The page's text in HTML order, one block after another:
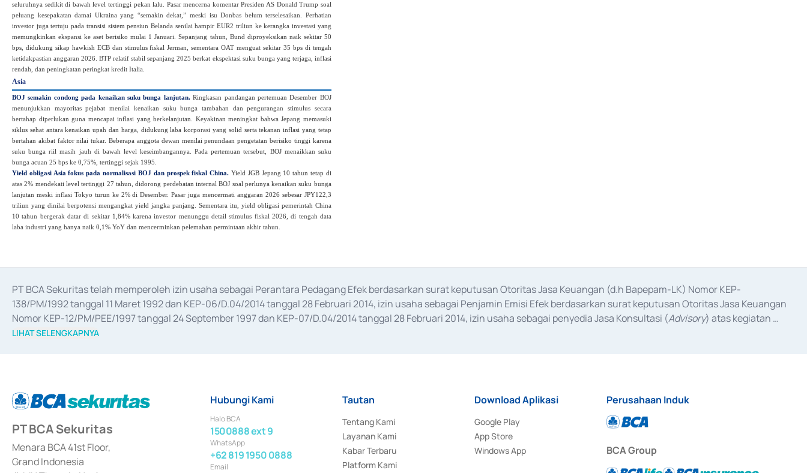
seluruhnya sedikit di bawah level tertinggi pekan lalu. Pasar mencerna komentar Presiden AS Donald Trump soal
peluang kesepakatan damai Ukraina yang “semakin dekat,” meski isu Donbas belum terselesaikan. Perhatian
investor juga tertuju pada transisi sistem pensiun Belanda senilai hampir EUR2 triliun ke kerangka investasi yang
memungkinkan ekspansi ke aset berisiko mulai 1 Januari. Sepanjang tahun, Bund diproyeksikan naik sekitar 50
bps, didukung sikap hawkish ECB dan stimulus fiskal Jerman, sementara OAT menguat sekitar 35 bps di tengah
ketidakpastian anggaran 2026. BTP relatif stabil sepanjang 2025 berkat ekspektasi suku bunga yang terjaga, inflasi
rendah, dan peningkatan peringkat kredit Italia.
Asia
BOJ semakin condong pada kenaikan suku bunga lanjutan.Ringkasan pandangan pertemuan Desember BOJ
menunjukkan mayoritas pejabat menilai kenaikan suku bunga tambahan dan pengurangan stimulus secara
bertahap diperlukan guna mencapai inflasi yang berkelanjutan. Keyakinan meningkat bahwa Jepang memasuki
siklus sehat antara kenaikan upah dan harga, didukung laba korporasi yang solid serta tekanan inflasi yang tetap
bertahan akibat faktor nilai tukar. Beberapa anggota dewan menilai penundaan pengetatan berisiko tinggi karena
suku bunga riil masih jauh di bawah level keseimbangannya. Pada pertemuan tersebut, BOJ menaikkan suku
bunga acuan 25 bps ke 0,75%, tertinggi sejak 1995.
Yield obligasi Asia fokus pada normalisasi BOJ dan prospek fiskal China. Yield JGB Jepang 10 tahun tetap di
atas 2% mendekati level tertinggi 27 tahun, didorong perdebatan internal BOJ soal perlunya kenaikan suku bunga
lanjutan meski inflasi Tokyo turun ke 2% di Desember. Pasar juga mencermati anggaran 2026 sebesar JPY122,3
triliun yang dinilai berpotensi mengangkat yield jangka panjang. Sementara itu, yield obligasi pemerintah China
10 tahun bergerak datar di sekitar 1,84% karena investor menunggu detail stimulus fiskal 2026, di tengah data
laba industri yang hanya naik 0,1% YoY dan mencerminkan pelemahan permintaan akhir tahun.
PT BCA Sekuritas telah memperoleh izin usaha sebagai Perantara Pedagang Efek berdasarkan surat keputusan Otoritas Jasa Keuangan (d.h Bapepam-LK) Nomor KEP-
138/PM/1992 tanggal 11 Maret 1992 dan KEP-06/D.04/2014 tanggal 28 Februari 2014, izin usaha sebagai Penjamin Emisi Efek berdasarkan surat keputusan Otoritas Jasa Keuangan
Nomor KEP-12/PM/PEE/1997 tanggal 24 September 1997 dan KEP-07/D.04/2014 tanggal 28 Februari 2014, izin usaha sebagai penyedia Jasa Konsultasi (Advisory) atas kegiatan
merger, akuisisi, divestasi, dan
LIHAT SELENGKAPNYA
PT BCA Sekuritas
Menara BCA 41st Floor,
Grand Indonesia
Hubungi Kami
Halo BCA
1500888 ext 9
WhatsApp
+62 819 1950 0888
Email
Tautan
Tentang Kami
Layanan Kami
Kabar Terbaru
Platform Kami
Download Aplikasi
Google Play
App Store
Windows App
Perusahaan Induk
BCA Group